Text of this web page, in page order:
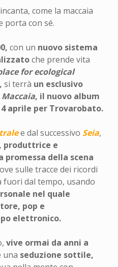
come la maccaia
porta con sé.
con un nuovo sistema
che prende vita
for ecological
si terrà un esclusivo
Maccaia, il nuovo album
aprile per Trovarobato.
e dal successivo Seia,
produttrice e
della scena
sulle tracce dei ricordi
dal tempo, usando
nel quale
pop e
elettronico.
vive ormai da anni a
una seduzione sottile,